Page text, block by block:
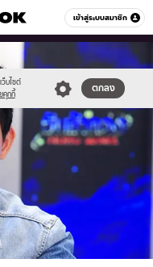
เข้าสู่ระบบสมาชิก
หมวดอื่นๆ
ว็บไซต์
คุกกี้
ตกลง